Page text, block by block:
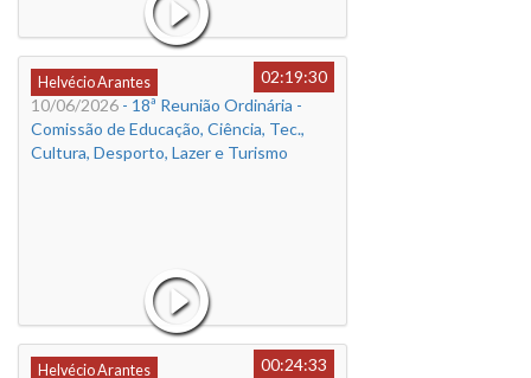
Helvécio Arantes
02:19:30
10/06/2026 - 18ª Reunião Ordinária -
Comissão de Educação, Ciência, Tec.,
Cultura, Desporto, Lazer e Turismo
Helvécio Arantes
00:24:33